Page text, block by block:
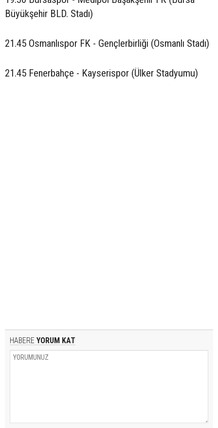
Büyükşehir BLD. Stadı)
21.45 Osmanlıspor FK - Gençlerbirliği (Osmanlı Stadı)
21.45 Fenerbahçe - Kayserispor (Ülker Stadyumu)
HABERE YORUM KAT